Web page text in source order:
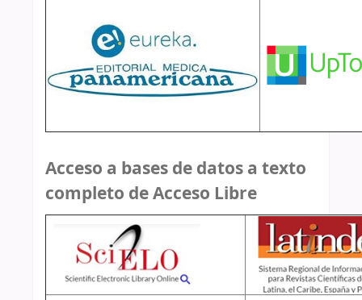
Acceso a bases de datos a texto
completo de Acceso Libre